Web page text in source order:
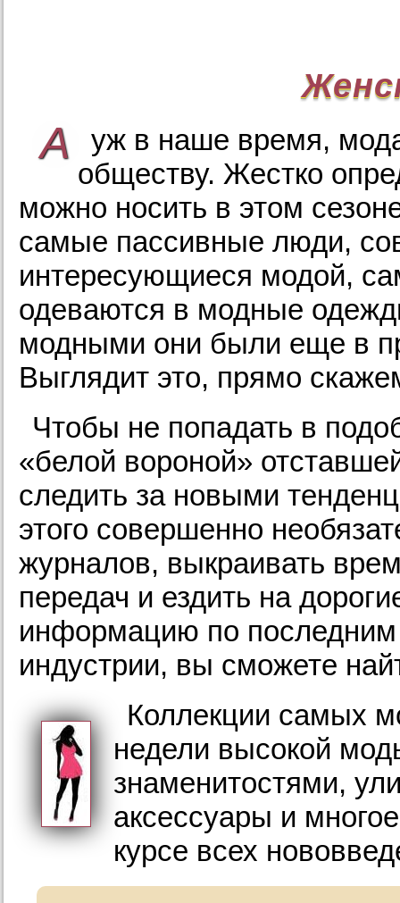
А
уж в наше время,
обществу. Жестко
можно носить в этом
самые пассивные люди,
интересующиеся модой,
одеваются в модные
модными они были еще в
Выглядит это, прямо
Чтобы не попадать в
«белой вороной»
следить за новыми
этого совершенно
журналов, выкраивать
передач и ездить на
информацию по
индустрии, вы сможете
Коллекции самых
недели высокой
знаменитостями,
аксессуары и
курсе всех